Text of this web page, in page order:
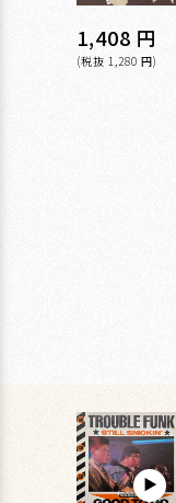
通
常
1,408 円
(税抜 1,280 円)
▶︎